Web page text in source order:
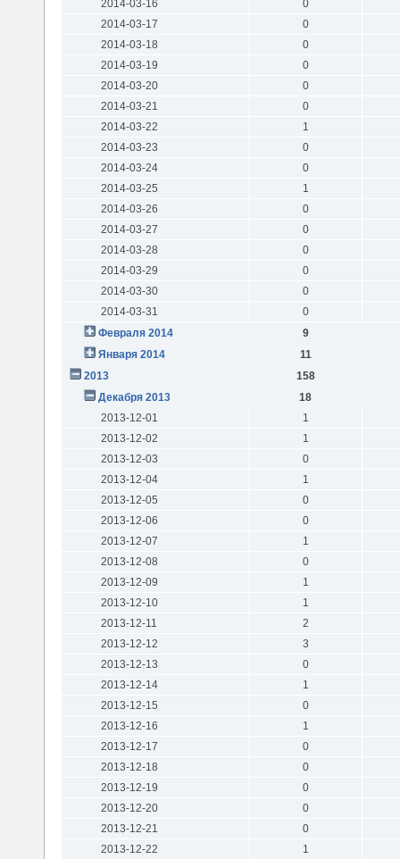
2014-03-16
0
2014-03-17
0
2014-03-18
0
2014-03-19
0
2014-03-20
0
2014-03-21
0
2014-03-22
1
2014-03-23
0
2014-03-24
0
2014-03-25
1
2014-03-26
0
2014-03-27
0
2014-03-28
0
2014-03-29
0
2014-03-30
0
2014-03-31
0
Февраля 2014
9
Января 2014
11
2013
158
Декабря 2013
18
2013-12-01
1
2013-12-02
1
2013-12-03
0
2013-12-04
1
2013-12-05
0
2013-12-06
0
2013-12-07
1
2013-12-08
0
2013-12-09
1
2013-12-10
1
2013-12-11
2
2013-12-12
3
2013-12-13
0
2013-12-14
1
2013-12-15
0
2013-12-16
1
2013-12-17
0
2013-12-18
0
2013-12-19
0
2013-12-20
0
2013-12-21
0
2013-12-22
1